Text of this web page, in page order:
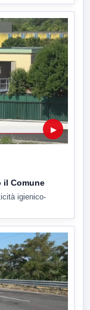
▶
il Comune
igienico-